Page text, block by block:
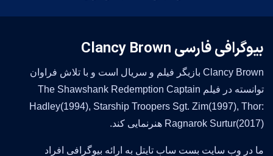
بیوگرافی فارسی Clancy Brown
Clancy Brown بازیگر فیلم و سریال است و با تلاش فراوان
توانسته در فیلم The Shawshank Redemption Captain
Hadley(1994), Starship Troopers Sgt. Zim(1997), Thor:
Ragnarok Surtur(2017) هنرنمایی کند.
ما در وب سایت بست ساب تایتل به ارائه بیوگرافی افراد